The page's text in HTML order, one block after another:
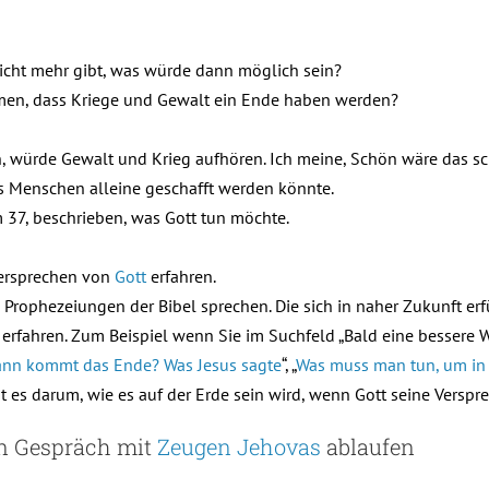
mehr gibt, was würde dann möglich sein?
dass Kriege und Gewalt ein Ende haben werden?
Gewalt und Krieg aufhören. Ich meine, Schön wäre das
alleine geschafft werden könnte.
37, beschrieben, was Gott tun möchte.
von Gott erfahren.
der Bibel sprechen. Die sich in naher Zukunft
Zum Beispiel wenn Sie im Suchfeld „Bald eine bessere
kommt das Ende? Was Jesus sagte“, „Was muss man tun, um
es darum, wie es auf der Erde sein wird, wenn Gott seine
Gespräch mit Zeugen Jehovas ablaufen